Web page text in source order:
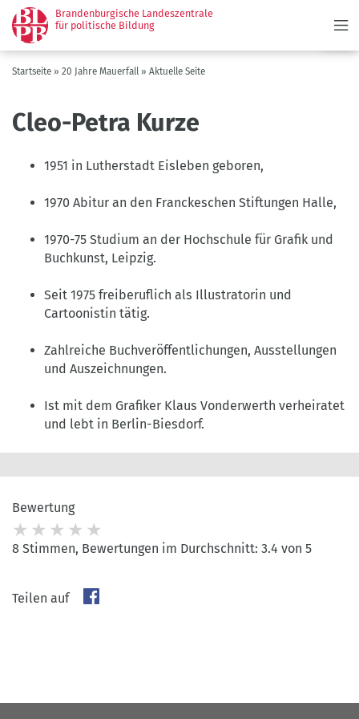
Direkt
zum
Inhalt
Brandenburgische Landeszentrale
für politische Bildung
Pfadnavigation
Startseite 20 Jahre Mauerfall Aktuelle Seite
Cleo-Petra Kurze
1951 in Lutherstadt Eisleben geboren,
1970 Abitur an den Franckeschen Stiftungen Halle,
1970-75 Studium an der Hochschule für Grafik und
Buchkunst, Leipzig.
Seit 1975 freiberuflich als Illustratorin und
Cartoonistin tätig.
Zahlreiche Buchveröffentlichungen, Ausstellungen
und Auszeichnungen.
Ist mit dem Grafiker Klaus Vonderwerth verheiratet
und lebt in Berlin-Biesdorf.
Bewertung
8 Stimmen, Bewertungen im Durchschnitt: 3.4 von 5
Teilen auf